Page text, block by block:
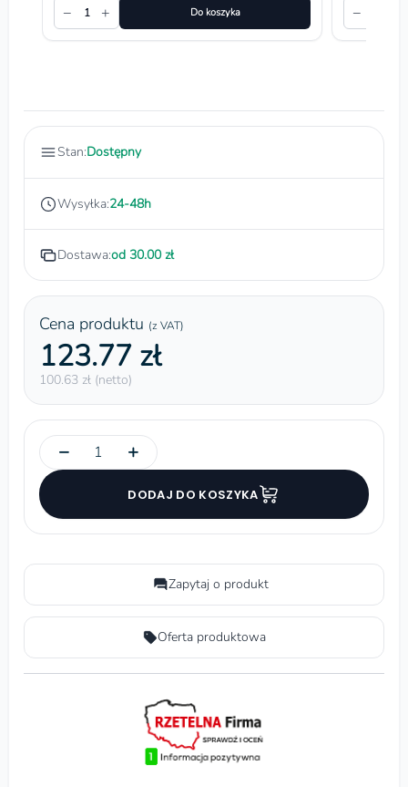
−
1 + Do koszyka
−
Stan:Dostępny
Wysyłka:24-48h
Dostawa:od 30.00 zł
Cena produktu (z VAT)
123.77 zł
100.63 zł (netto)
− +
DODAJ DO KOSZYKA
Zapytaj o produkt
Oferta produktowa